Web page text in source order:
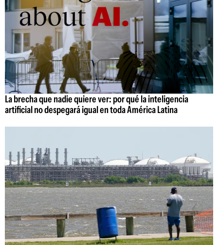
La brecha que nadie quiere ver: por qué la inteligencia
artificial no despegará igual en toda América Latina